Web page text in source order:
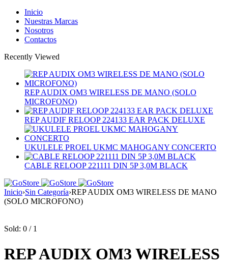
Inicio
Nuestras Marcas
Nosotros
Contactos
Recently Viewed
REP AUDIX OM3 WIRELESS DE MANO (SOLO
MICROFONO)
REP AUDIF RELOOP 224133 EAR PACK DELUXE
UKULELE PROEL UKMC MAHOGANY CONCERTO
CABLE RELOOP 221111 DIN 5P 3,0M BLACK
Inicio›Sin Categoría›REP AUDIX OM3 WIRELESS DE MANO
(SOLO MICROFONO)
Sold: 0 / 1
REP AUDIX OM3 WIRELESS